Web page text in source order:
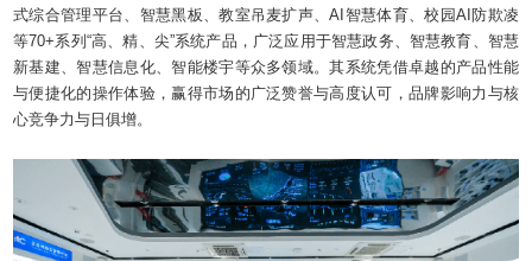
式综合管理平台、智慧黑板、教室吊麦扩声、AI智慧体育、校园AI防欺凌
等70+系列“高、精、尖”系统产品，广泛应用于智慧政务、智慧教育、智慧
新基建、智慧信息化、智能楼宇等众多领域。其系统凭借卓越的产品性能
与便捷化的操作体验，赢得市场的广泛赞誉与高度认可，品牌影响力与核
心竞争力与日俱增。